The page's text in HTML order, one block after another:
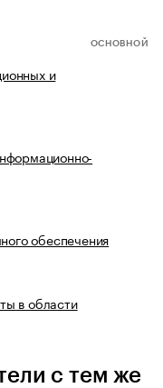
ОСНОВНОЙ
и
обеспечения
в области
с тем же